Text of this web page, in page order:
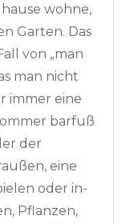
wohne,
Garten. Das
von „man
man nicht
immer eine
barfuß
der
eine
oder in-
Pflanzen,